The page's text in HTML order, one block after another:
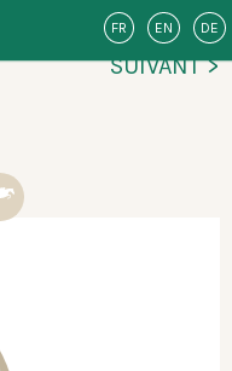
FR EN DE
SUIVANT >